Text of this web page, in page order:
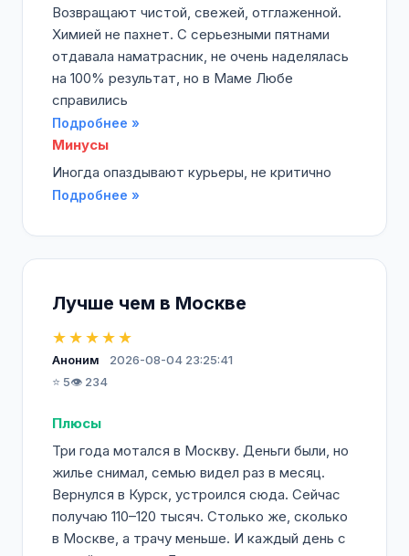
Возвращают чистой, свежей, отглаженной.
Химией не пахнет. С серьезными пятнами
отдавала наматрасник, не очень наделялась
на 100% результат, но в Маме Любе
справились
Подробнее »
Минусы
Иногда опаздывают курьеры, не критично
Подробнее »
Лучше чем в Москве
★★★★★
Аноним
2026-08-04 23:25:41
⭐ 5👁️ 234
Плюсы
Три года мотался в Москву. Деньги были, но
жилье снимал, семью видел раз в месяц.
Вернулся в Курск, устроился сюда. Сейчас
получаю 110–120 тысяч. Столько же, сколько
в Москве, а трачу меньше. И каждый день с